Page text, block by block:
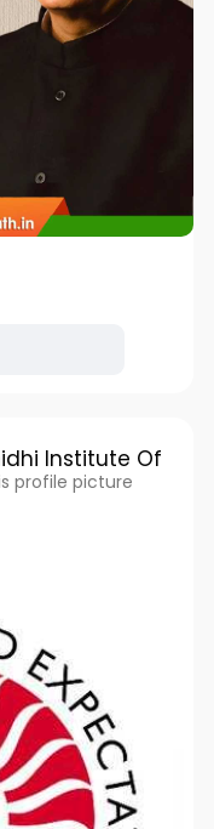
Institute Of
profile picture